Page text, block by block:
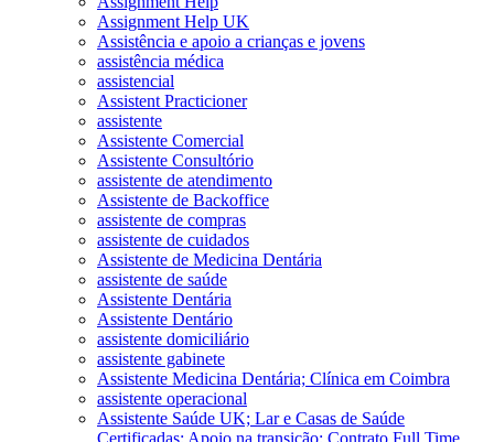
Assignment Help UK
Assistência e apoio a crianças e jovens
assistência médica
assistencial
Assistent Practicioner
assistente
Assistente Comercial
Assistente Consultório
assistente de atendimento
Assistente de Backoffice
assistente de compras
assistente de cuidados
Assistente de Medicina Dentária
assistente de saúde
Assistente Dentária
Assistente Dentário
assistente domiciliário
assistente gabinete
Assistente Medicina Dentária; Clínica em Coimbra
assistente operacional
Assistente Saúde UK; Lar e Casas de Saúde
Certificadas; Apoio na transição; Contrato Full Time